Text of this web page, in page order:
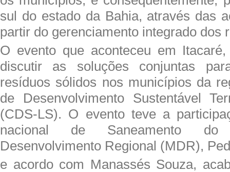
sul do estado da Bahia, através das
partir do gerenciamento integrado dos
O evento que aconteceu em
discutir as soluções conjuntas
resíduos sólidos nos municípios da
de Desenvolvimento Sustentável
(CDS-LS). O evento teve a
nacional de Saneamento
Desenvolvimento Regional (MDR),
e acordo com Manassés Souza,